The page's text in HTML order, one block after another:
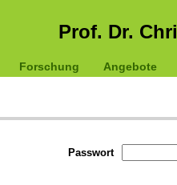
Prof. Dr.
Forschung Angebote
Passwort